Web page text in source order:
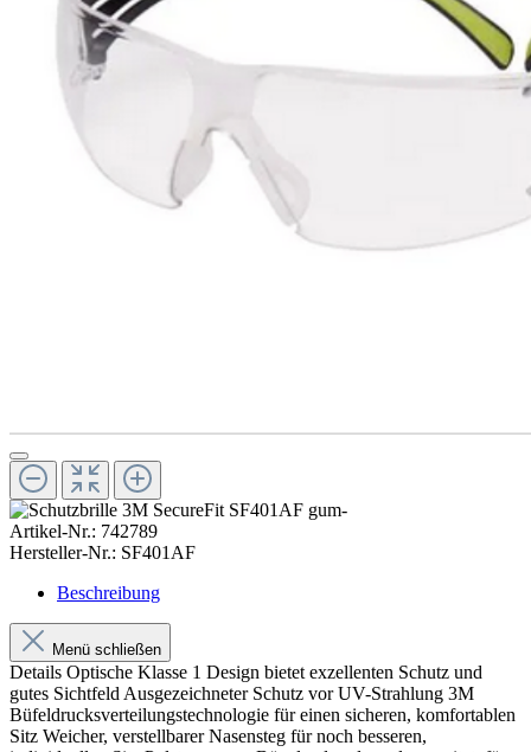
Artikel-Nr.: 742789
Hersteller-Nr.: SF401AF
Beschreibung
Menü schließen
Details Optische Klasse 1 Design bietet exzellenten Schutz und
gutes Sichtfeld Ausgezeichneter Schutz vor UV-Strahlung 3M
Büfeldrucksverteilungstechnologie für einen sicheren, komfortablen
Sitz Weicher, verstellbarer Nasensteg für noch besseren,